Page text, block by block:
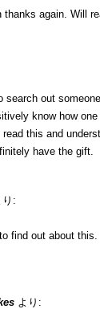
again. Will
out
know how
this and
have the gift.
り:
find out about
より: